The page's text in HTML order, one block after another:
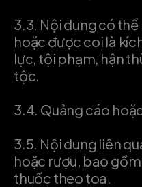
3.3. Nội dung có
hoặc được coi là
lực, tội phạm, hận
tộc.
3.4. Quảng cáo
3.5. Nội dung liên
hoặc rượu, bao
thuốc theo toa.